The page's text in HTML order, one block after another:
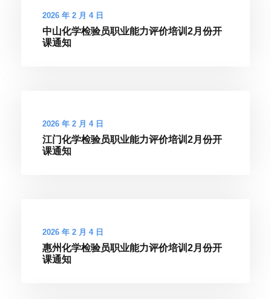
2026 年 2 月 4 日
中山化学检验员职业能力评价培训2月份开
课通知
2026 年 2 月 4 日
江门化学检验员职业能力评价培训2月份开
课通知
2026 年 2 月 4 日
惠州化学检验员职业能力评价培训2月份开
课通知